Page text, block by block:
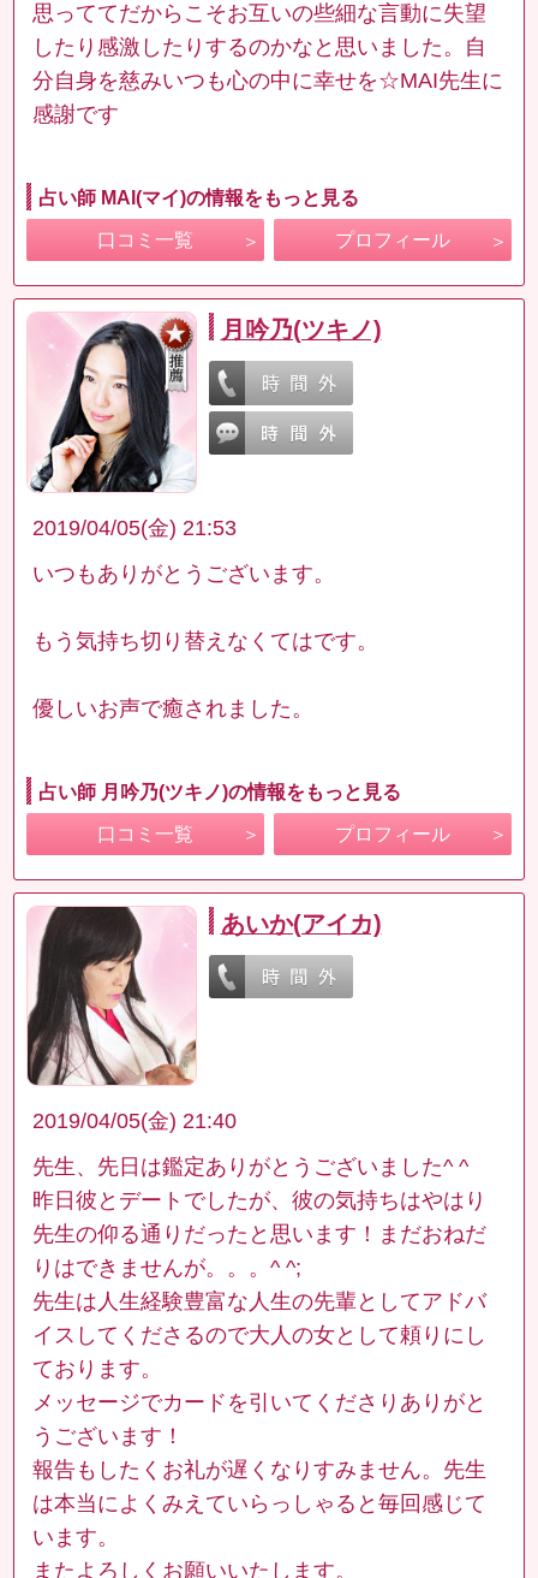
思っててだからこそお互いの些細な言動に失望
したり感激したりするのかなと思いました。自
分自身を慈みいつも心の中に幸せを☆MAI先生に
感謝です
占い師 MAI(マイ)の情報をもっと見る
口コミ一覧 プロフィール
月吟乃(ツキノ)
2019/04/05(金) 21:53
いつもありがとうございます。
もう気持ち切り替えなくてはです。
優しいお声で癒されました。
占い師 月吟乃(ツキノ)の情報をもっと見る
口コミ一覧 プロフィール
あいか(アイカ)
2019/04/05(金) 21:40
先生、先日は鑑定ありがとうございました^ ^
昨日彼とデートでしたが、彼の気持ちはやはり
先生の仰る通りだったと思います！まだおねだ
りはできませんが。。。^ ^;
先生は人生経験豊富な人生の先輩としてアドバ
イスしてくださるので大人の女として頼りにし
ております。
メッセージでカードを引いてくださりありがと
うございます！
報告もしたくお礼が遅くなりすみません。先生
は本当によくみえていらっしゃると毎回感じて
います。
またよろしくお願いいたします。